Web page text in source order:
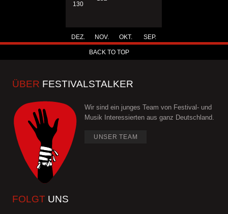
130
DEZ. NOV. OKT. SEP.
BACK TO TOP
ÜBER FESTIVALSTALKER
Wir sind ein junges Team von Festival- und
Musik Interessierten aus ganz Deutschland.
UNSER TEAM
FOLGT UNS